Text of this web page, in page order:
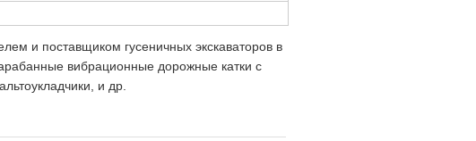
и поставщиком гусеничных экскаваторов в
вибрационные дорожные катки с
и др.